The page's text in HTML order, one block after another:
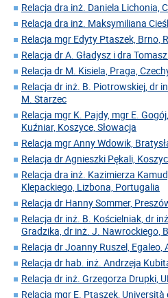
Relacja dra inż. Daniela Lichonia,
Relacja dra inż. Maksymiliana
Relacja mgr Edyty Ptaszek, Brno,
Relacja dr A. Gładysz i dra
Relacja dr M. Kisiela, Praga,
Relacja dr inż. B. Piotrowskiej, dr
M. Starzec
Relacja mgr K. Pajdy, mgr E.
Kuźniar, Koszyce, Słowacja
Relacja mgr Anny Wdowik,
Relacja dr Agnieszki Pękali,
Relacja dra inż. Kazimierza
Klepackiego, Lizbona, Portugalia
Relacja dr Hanny Sommer,
Relacja dr inż. B. Kościelniak, dr
Gradzika, dr inż. J. Nawrockiego,
Relacja dr Joanny Ruszel, Egaleo,
Relacja dr hab. inż. Andrzeja
Relacja dr inż. Grzegorza Drupki,
Relacja mgr E. Ptaszek, Università